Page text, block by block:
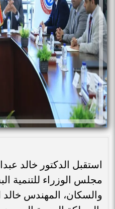
استقبل الدكتور خالد
مجلس الوزراء للتنمية
والسكان، المهندس خالد